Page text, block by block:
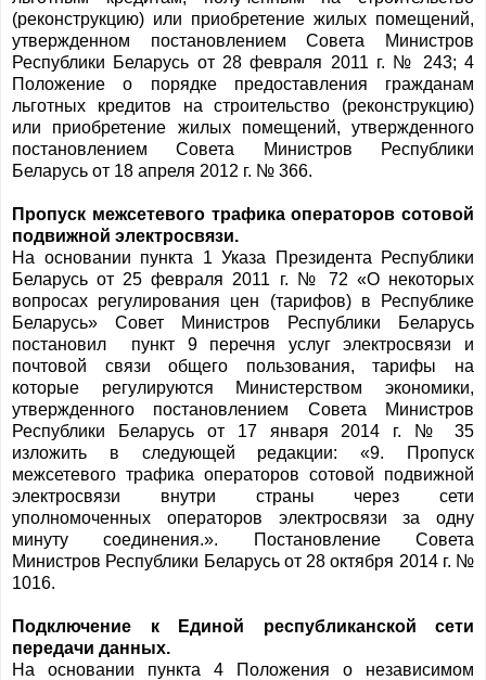
(реконструкцию) или приобретение жилых помещений,
утвержденном постановлением Совета Министров
Республики Беларусь от 28 февраля 2011 г. № 243; 4
Положение о порядке предоставления гражданам
льготных кредитов на строительство (реконструкцию)
или приобретение жилых помещений, утвержденного
постановлением Совета Министров Республики
Беларусь от 18 апреля 2012 г. № 366.
Пропуск межсетевого трафика операторов сотовой
подвижной электросвязи.
На основании пункта 1 Указа Президента Республики
Беларусь от 25 февраля 2011 г. № 72 «О некоторых
вопросах регулирования цен (тарифов) в Республике
Беларусь» Совет Министров Республики Беларусь
постановил пункт 9 перечня услуг электросвязи и
почтовой связи общего пользования, тарифы на
которые регулируются Министерством экономики,
утвержденного постановлением Совета Министров
Республики Беларусь от 17 января 2014 г. № 35
изложить в следующей редакции: «9. Пропуск
межсетевого трафика операторов сотовой подвижной
электросвязи внутри страны через сети
уполномоченных операторов электросвязи за одну
минуту соединения.». Постановление Совета
Министров Республики Беларусь от 28 октября 2014 г. №
1016.
Подключение к Единой республиканской сети
передачи данных.
На основании пункта 4 Положения о независимом